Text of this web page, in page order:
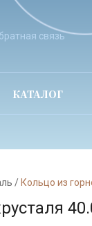
связь
КАТАЛОГ
/ Кольцо из